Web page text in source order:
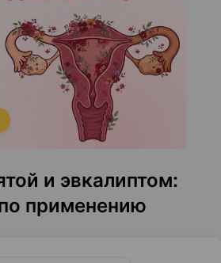
и эвкалиптом:
применению